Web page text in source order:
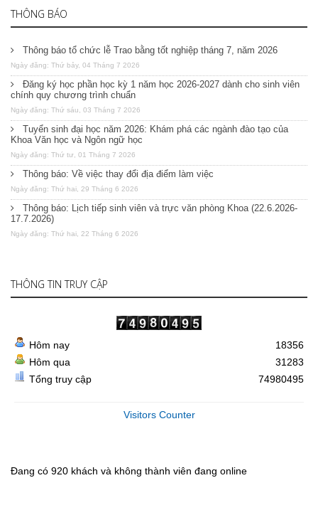
THÔNG BÁO
Thông báo tổ chức lễ Trao bằng tốt nghiệp tháng 7, năm 2026
Ngày đăng: Thứ bảy, 04 Tháng 7 2026
Đăng ký học phần học kỳ 1 năm học 2026-2027 dành cho sinh viên
chính quy chương trình chuẩn
Ngày đăng: Thứ sáu, 03 Tháng 7 2026
Tuyển sinh đại học năm 2026: Khám phá các ngành đào tạo của
Khoa Văn học và Ngôn ngữ học
Ngày đăng: Thứ tư, 01 Tháng 7 2026
Thông báo: Về việc thay đổi địa điểm làm việc
Ngày đăng: Thứ hai, 29 Tháng 6 2026
Thông báo: Lịch tiếp sinh viên và trực văn phòng Khoa (22.6.2026-
17.7.2026)
Ngày đăng: Thứ hai, 22 Tháng 6 2026
THÔNG TIN TRUY CẬP
Hôm nay
Hôm qua
Tổng truy cập
18356
31283
74980495
Visitors Counter
Đang có 920 khách và không thành viên đang online